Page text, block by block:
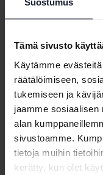
Tämä sivusto
Käytämme
räätälöimiseen,
tukemiseen ja
jaamme sosiaalisen
alan
sivustoamme.
tietoja muihin
kerätty, kun olet
kaksi kertaa
Ajoneuvot
Subarumallit
Subaru Forester
Subaru Impreza